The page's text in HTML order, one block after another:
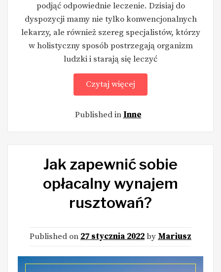
podjąć odpowiednie leczenie. Dzisiaj do
dyspozycji mamy nie tylko konwencjonalnych
lekarzy, ale również szereg specjalistów, którzy
w holistyczny sposób postrzegają organizm
ludzki i starają się leczyć
Czytaj więcej
Published in Inne
Jak zapewnić sobie
opłacalny wynajem
rusztowań?
Published on 27 stycznia 2022by Mariusz